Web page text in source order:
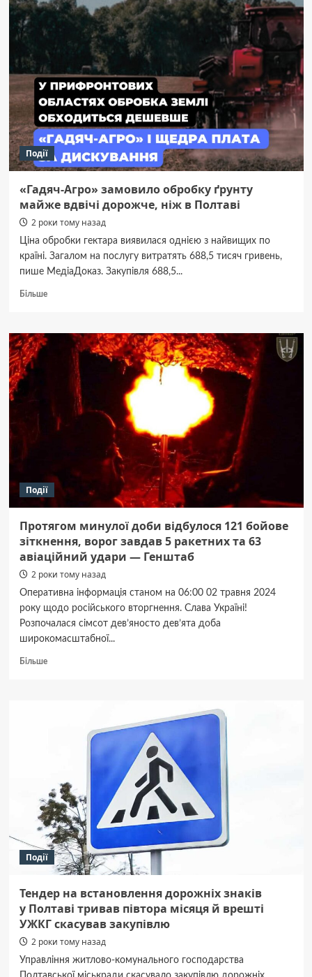
районі
розпочали
імунізацію
проти
диких
мʼясоїдних
тварин
Події
«Гадяч-Агро» замовило обробку ґрунту
майже вдвічі дорожче, ніж в Полтаві
2 роки тому назад
Ціна обробки гектара виявилася однією з найвищих по
країні. Загалом на послугу витратять 688,5 тисяч гривень,
пише МедіаДоказ. Закупівля 688,5...
БільшеДокладніше
Агро»
замовило
обробку
дорожче,
ніж
Події
Протягом минулої доби відбулося 121 бойове
зіткнення, ворог завдав 5 ракетних та 63
авіаційний удари — Генштаб
2 роки тому назад
Оперативна інформація станом на 06:00 02 травня 2024
року щодо російського вторгнення. Слава Україні!
Розпочалася сімсот дев’яносто дев’ята доба
широкомасштабної...
БільшеДокладніше
завдав
5
ракетних
та
63
авіаційний
удари
Генштаб
Події
Тендер на встановлення дорожніх знаків
у Полтаві тривав півтора місяця й врешті
УЖКГ скасував закупівлю
2 роки тому назад
Управління житлово-комунального господарства